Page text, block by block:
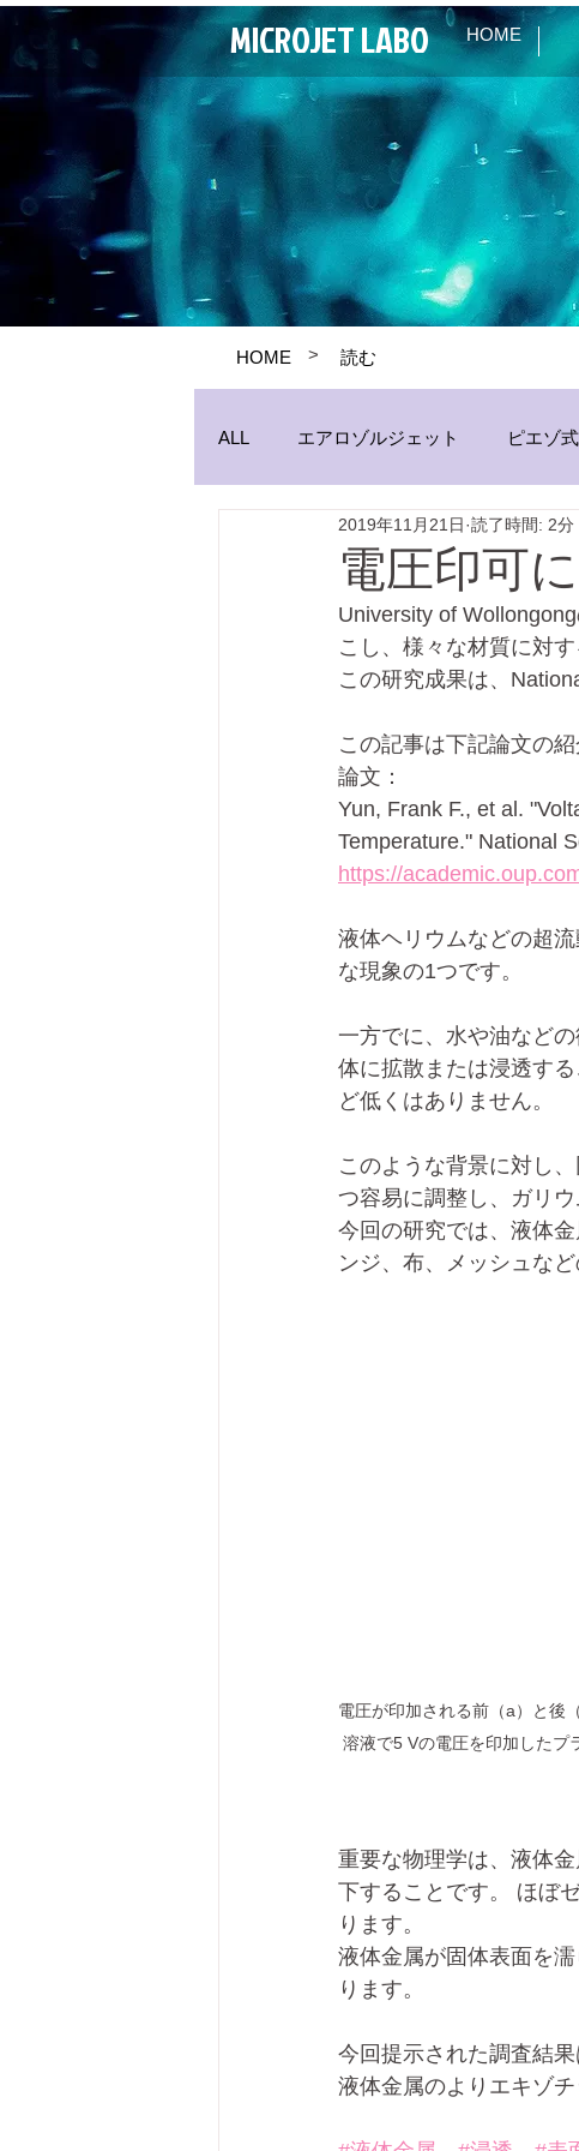
MICROJET LABO HOME
HOME > 読む
ALL エアロゾルジェット ピエゾ式
パイプジェット 生産 分析
プリンテッドエレクトロニクス
電圧印可
2019年11月21日 読了時間: 2分
University of
こし、様々な材質に対
この研究成果は、
この記事は下記論文の紹
論文：
Yun, Frank F., et al.
Temperature." National
https://
液体ヘリウムなどの超
な現象の1つです。
一方でに、水や油など
体に拡散または浸透す
ど低くはありません。
このような背景に対し
つ容易に調整し、ガリ
今回の研究では、液体
ンジ、布、メッシュな
電圧が印加される前（a）と後
溶液で5 Vの電圧を印加したプ
重要な物理学は、液体
下することです。 ほぼ
ります。
液体金属が固体表面を
ります。
今回提示された調査結
液体金属のよりエキゾ